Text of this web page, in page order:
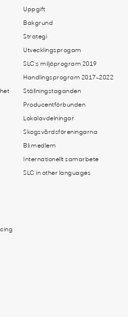
Uppgift
Bakgrund
Strategi
Utvecklingsprogam
SLC:s miljöprogram 2019
Handlingsprogram 2017-2022
Ställningstaganden
Producentförbunden
Lokalavdelningar
Skogsvårdsföreningarna
Bli medlem
Internationellt samarbete
SLC in other languages